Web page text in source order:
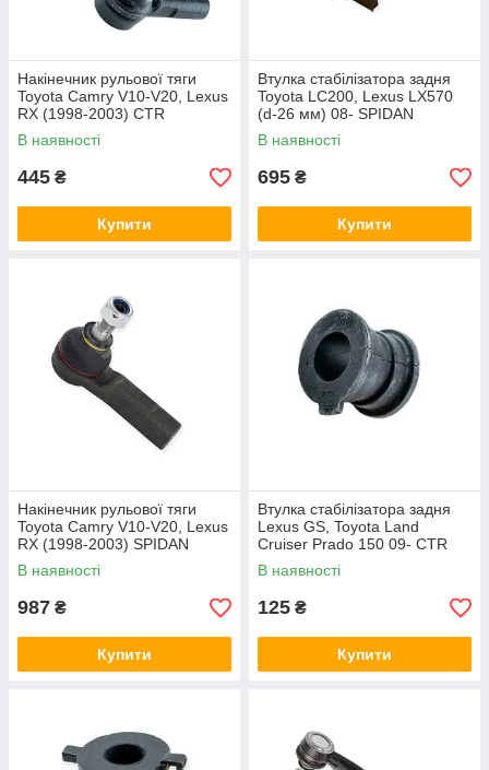
Накінечник рульової тяги
Toyota Camry V10-V20, Lexus
RX (1998-2003) CTR
В наявності
445 ₴
Купити
Втулка стабілізатора задня
Toyota LC200, Lexus LX570
(d-26 мм) 08- SPIDAN
В наявності
695 ₴
Купити
Накінечник рульової тяги
Toyota Camry V10-V20, Lexus
RX (1998-2003) SPIDAN
В наявності
987 ₴
Купити
Втулка стабілізатора задня
Lexus GS, Toyota Land
Cruiser Prado 150 09- CTR
В наявності
125 ₴
Купити